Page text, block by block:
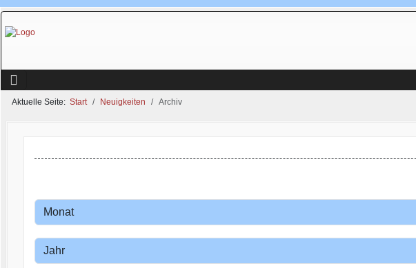
Aktuelle Seite: Start Neuigkeiten Archiv
Filter